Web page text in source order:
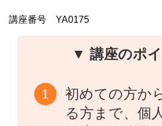
講座番号 YA0175
▼ 講座のポ
初めての方か
る方まで、個